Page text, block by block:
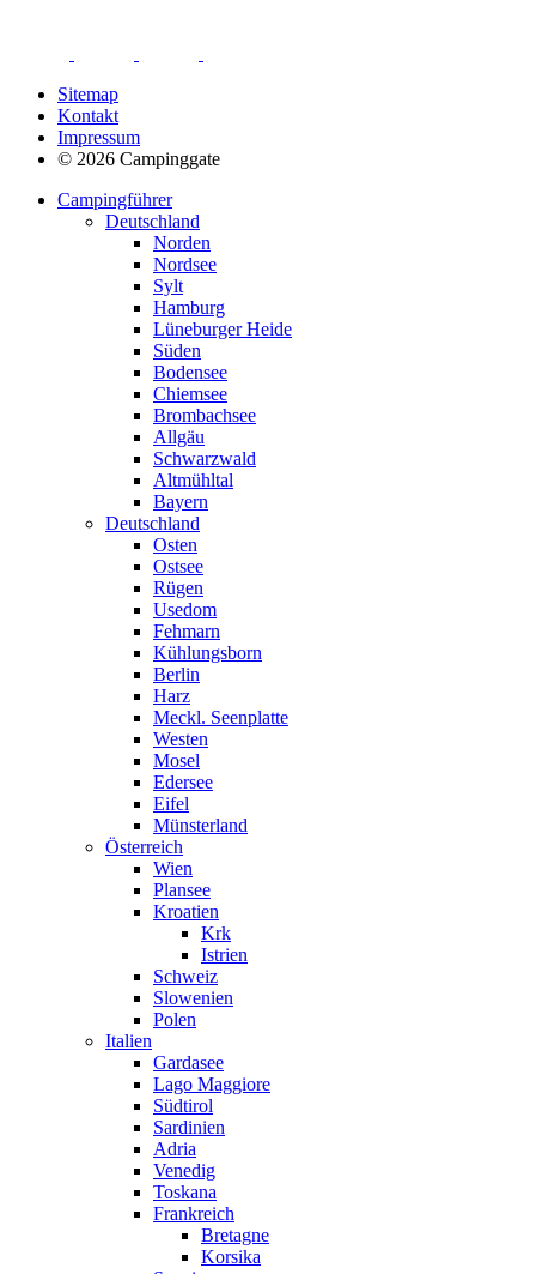
Sitemap
Kontakt
Impressum
© 2026 Campinggate
Campingführer
Deutschland
Norden
Nordsee
Sylt
Hamburg
Lüneburger Heide
Süden
Bodensee
Chiemsee
Brombachsee
Allgäu
Schwarzwald
Altmühltal
Bayern
Deutschland
Osten
Ostsee
Rügen
Usedom
Fehmarn
Kühlungsborn
Berlin
Harz
Meckl. Seenplatte
Westen
Mosel
Edersee
Eifel
Münsterland
Österreich
Wien
Plansee
Kroatien
Krk
Istrien
Schweiz
Slowenien
Polen
Italien
Gardasee
Lago Maggiore
Südtirol
Sardinien
Adria
Venedig
Toskana
Frankreich
Bretagne
Korsika